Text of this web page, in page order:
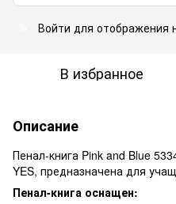
Войти для отображения
В избранное
Описание
Пенал-книга Pink and Blue
YES, предназначена для
Пенал-книга оснащен: